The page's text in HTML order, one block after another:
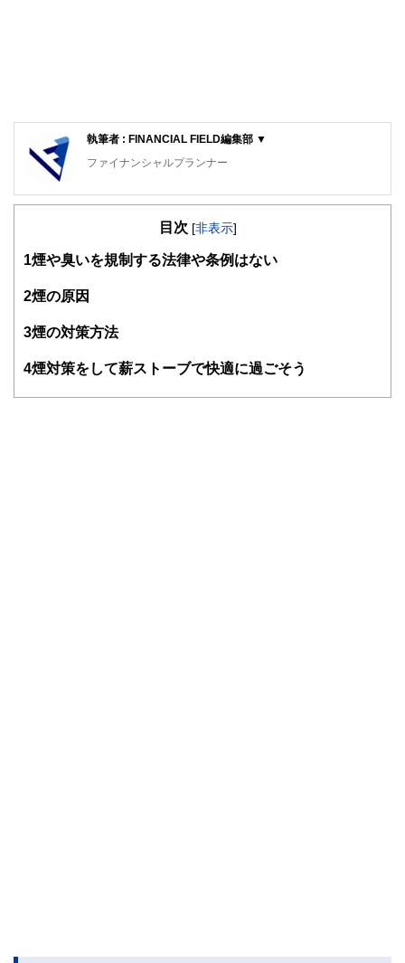
執筆者 : FINANCIAL FIELD編集部 ▼
ファイナンシャルプランナー
FinancialField編集部は、金融、経済に関する記事を、日々
知識がない方でも理解できるようわかりやすく発信していま
得者を中心に「お金や暮らし」に関する書籍・雑誌の編集経
験者で構成され、企画立案から記事掲載まですべての工程に
関わることで、読者目線のコンテンツを追求しています。
護士、税理士、宅地建物取引士、相続診断士、住宅ローンア
目次 [非表示]
1 煙や臭いを規制する法律や条例はない
2煙の原因
3煙の対策方法
4煙対策をして薪ストーブで快適に過ごそう